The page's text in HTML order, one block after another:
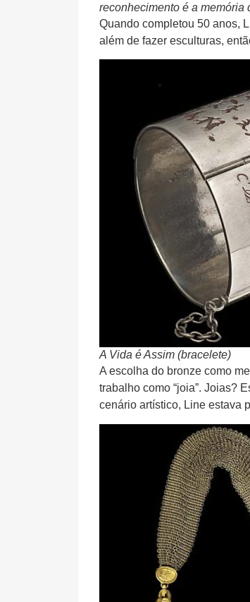
reconhecimento é a memória
Quando completou 50 anos,
além de fazer esculturas,
A Vida é Assim (bracelete)
A escolha do bronze como
trabalho como “joia”. Joias?
cenário artístico, Line estava